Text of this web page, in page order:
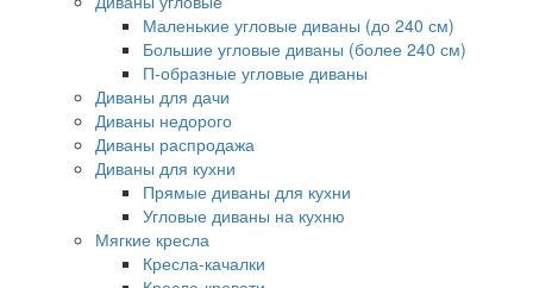
Маленькие угловые диваны (до 240 см)
Большие угловые диваны (более 240 см)
П-образные угловые диваны
Диваны для дачи
Диваны недорого
Диваны распродажа
Диваны для кухни
Прямые диваны для кухни
Угловые диваны на кухню
Мягкие кресла
Кресла-качалки